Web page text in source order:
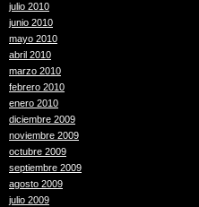
julio 2010
junio 2010
mayo 2010
abril 2010
marzo 2010
febrero 2010
enero 2010
diciembre 2009
noviembre 2009
octubre 2009
septiembre 2009
agosto 2009
julio 2009